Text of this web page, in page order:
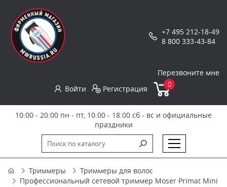
+7 495 212-18-49
8 800 333-43-84
Перезвоните мне
Войти
Регистрация 0
10:00 - 20:00 пн - пт, 10:00 - 18:00 сб - вс и официальные
праздники
Триммеры
Триммеры для волос
Профессиональный сетевой триммер Moser Primat Mini